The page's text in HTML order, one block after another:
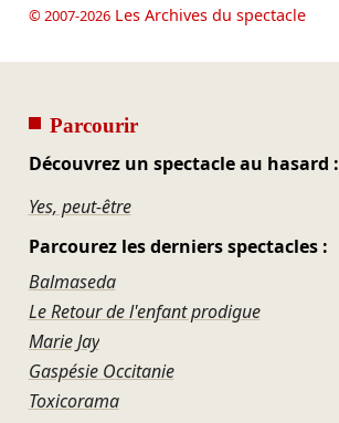
© 2007-2026Les Archives du spectacle
Parcourir
Découvrez un spectacle au hasard :
Yes, peut-être
Parcourez les derniers spectacles :
Balmaseda
Le Retour de l'enfant prodigue
Marie Jay
Gaspésie Occitanie
Toxicorama